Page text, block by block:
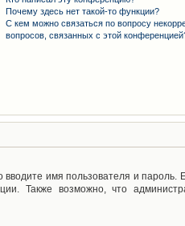
Почему здесь нет такой-то функции?
С кем можно связаться по вопросу
вопросов, связанных с этой
имя пользователя и
Также возможно, что